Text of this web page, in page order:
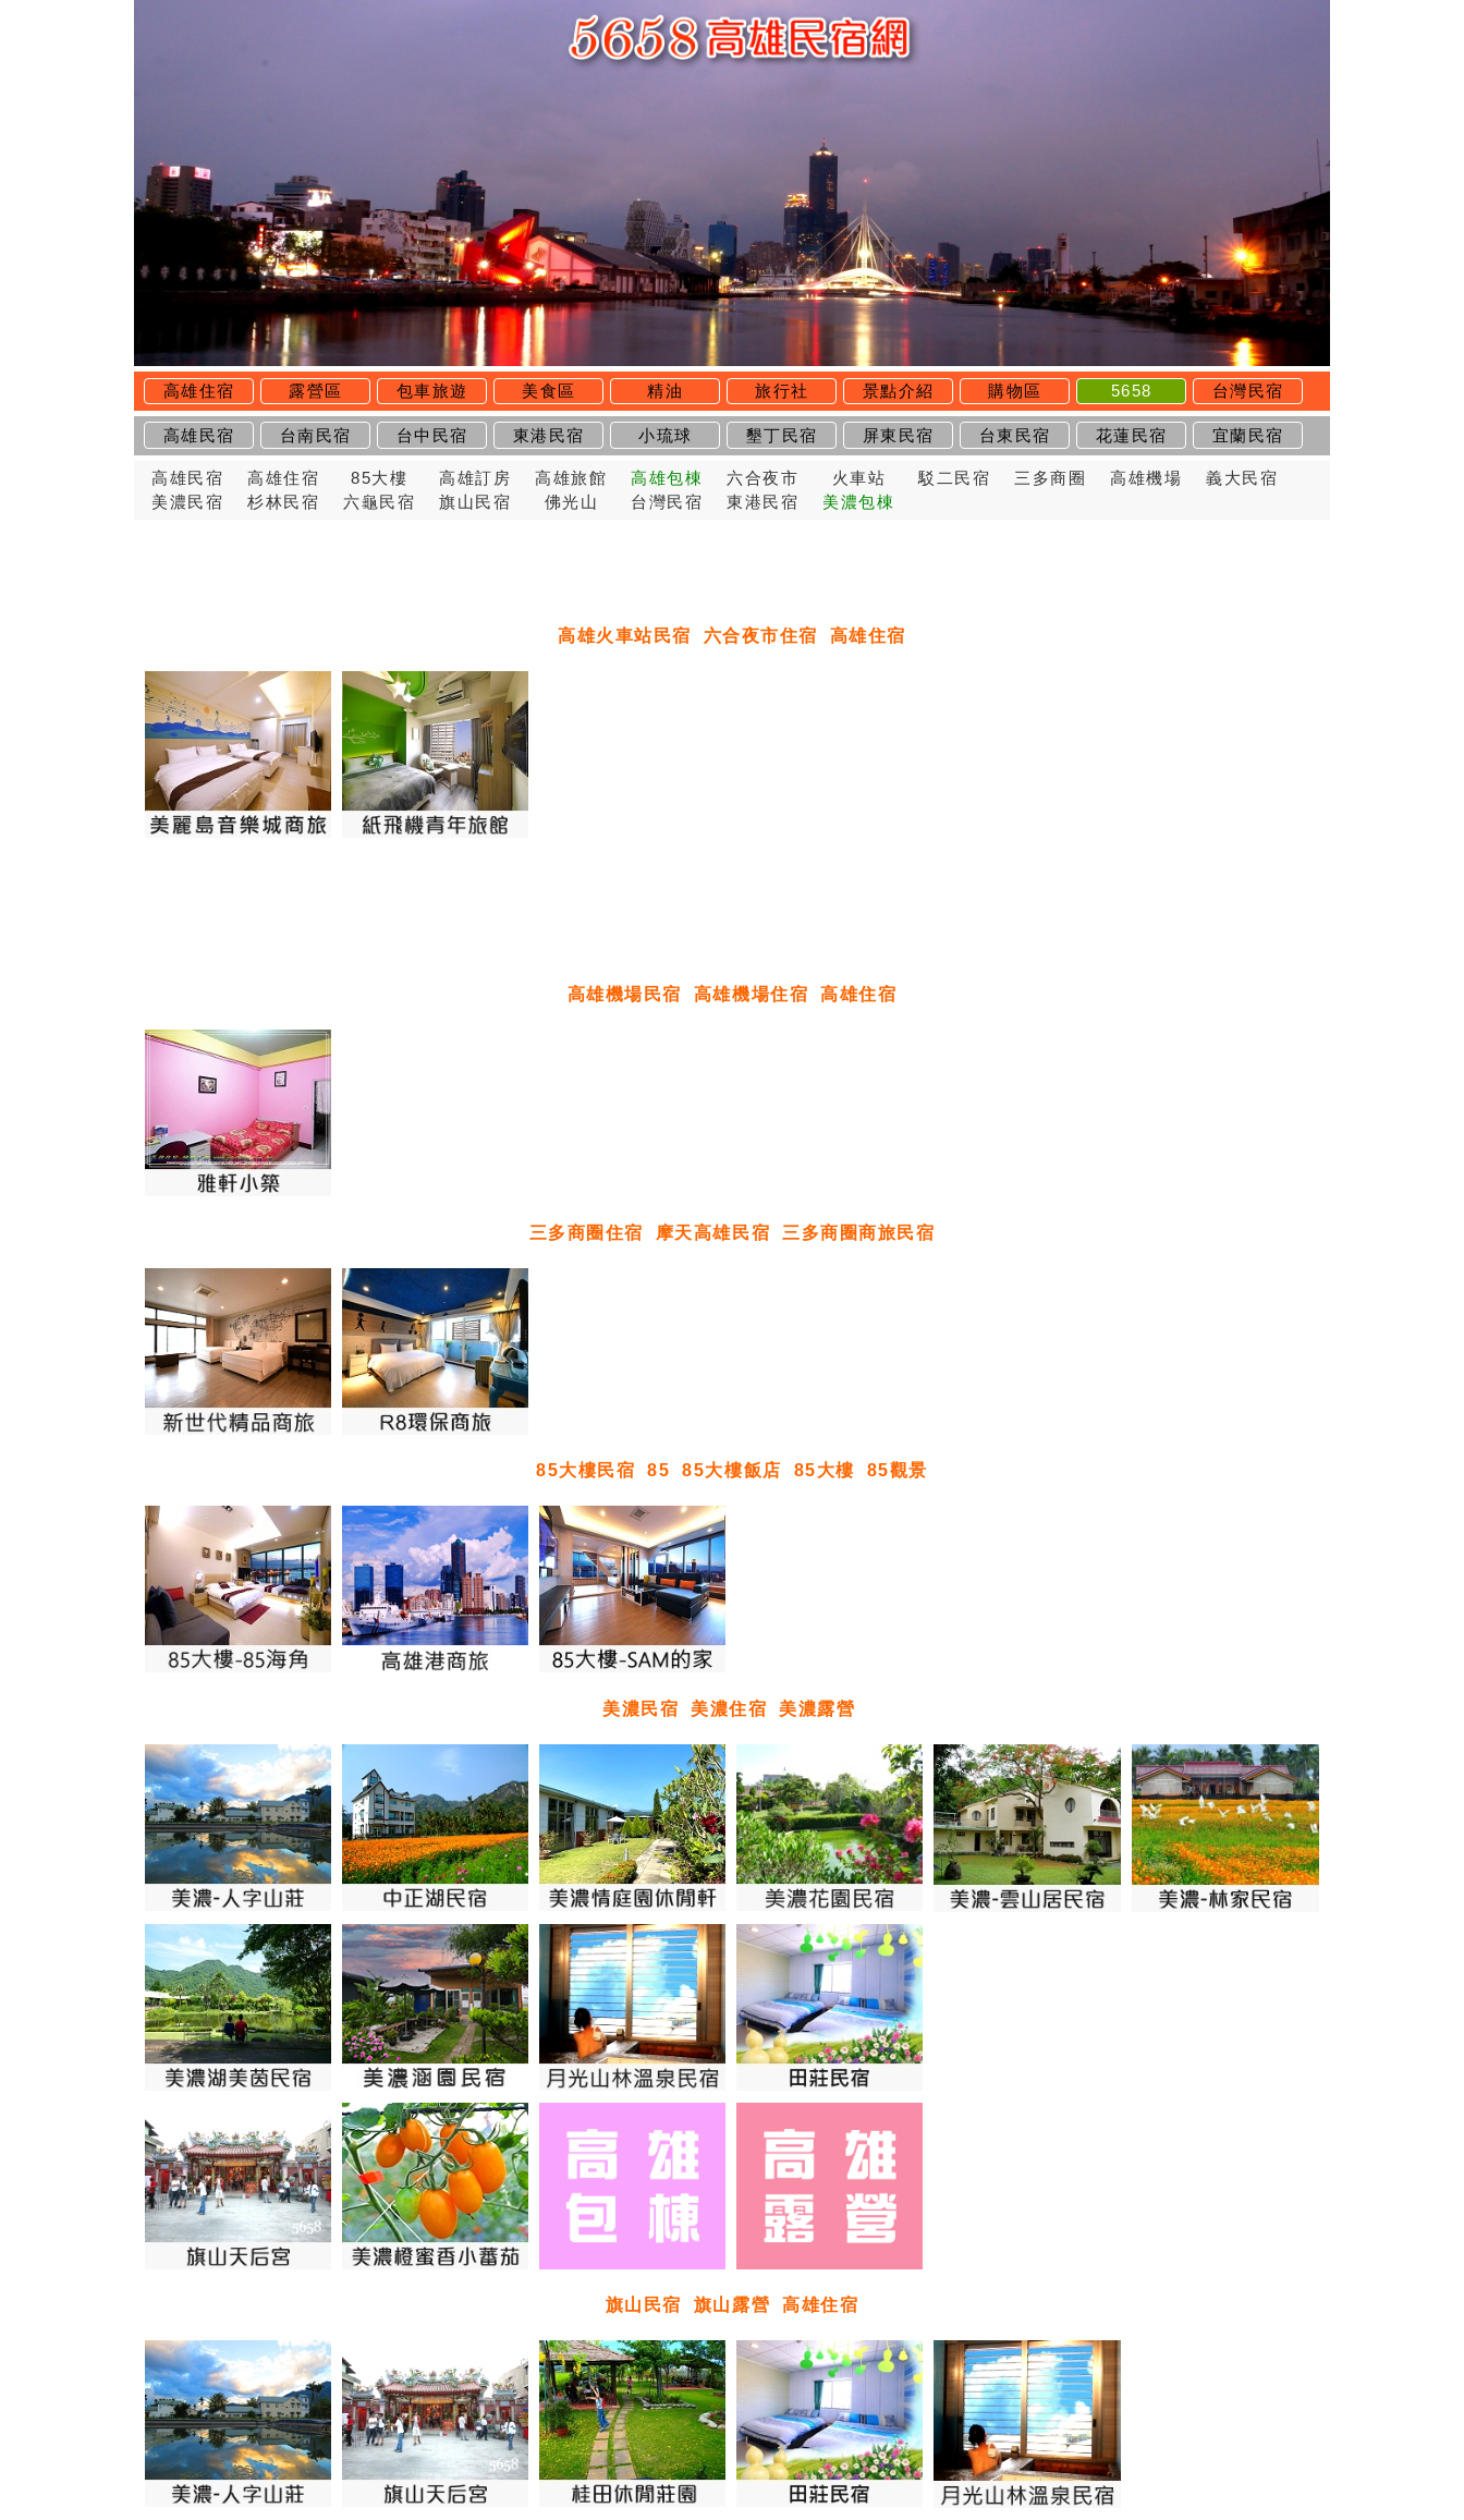
高雄住宿 露營區 包車旅遊 美食區 精油 旅行社 景點介紹 購物區 5658 台灣民宿
高雄民宿 台南民宿 台中民宿 東港民宿 小琉球 墾丁民宿 屏東民宿 台東民宿 花蓮民宿 宜蘭民宿
高雄民宿 高雄住宿 85大樓 高雄訂房 高雄旅館 高雄包棟 六合夜市 火車站 駁二民宿 三多商圈 高雄機場
義大民宿
美濃民宿
杉林民宿 六龜民宿 旗山民宿 佛光山 台灣民宿 東港民宿 美濃包棟
高雄火車站民宿 六合夜市住宿 高雄住宿
高雄機場民宿 高雄機場住宿 高雄住宿
三多商圈住宿 摩天高雄民宿 三多商圈商旅民宿
85大樓民宿 85 85大樓飯店 85大樓 85觀景
美濃民宿 美濃住宿 美濃露營
旗山民宿 旗山露營 高雄住宿